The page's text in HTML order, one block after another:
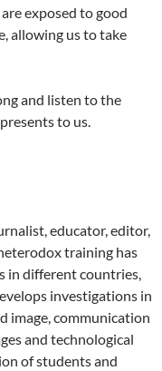
exposed to good
allowing us to take
and listen to the
to us.
educator, editor,
training has
in different countries,
investigations in
image, communication
and technological
of students and